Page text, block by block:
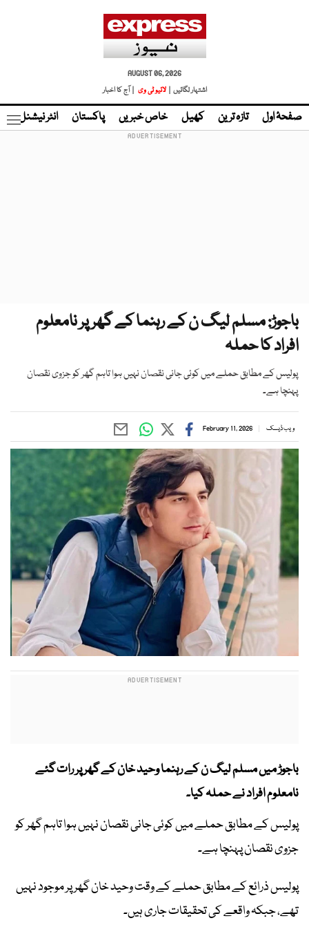
AUGUST 06, 2026
اشتہار لگائیں |
لائیو ٹی وی | آج کا اخبار
صفحۂ اول تازہ ترین کھیل خاص خبریں پاکستان انٹر نیشنل
باجوڑ: مسلم لیگ ن کے رہنما کے گھر پر نامعلوم
افراد کا حملہ
پولیس کے مطابق حملے میں کوئی جانی نقصان نہیں ہوا تاہم گھر کو جزوی نقصان
پہنچا ہے۔
ویب ڈیسک February 11, 2026
باجوڑ میں مسلم لیگ ن کے رہنما وحید خان کے گھر پر رات گئے
نامعلوم افراد نے حملہ کیا۔
پولیس کے مطابق حملے میں کوئی جانی نقصان نہیں ہوا تاہم گھر کو
جزوی نقصان پہنچا ہے۔
پولیس ذرائع کے مطابق حملے کے وقت وحید خان گھر پر موجود نہیں
تھے، جبکہ واقعے کی تحقیقات جاری ہیں۔